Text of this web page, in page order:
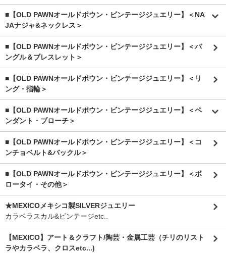
■【OLD PAWNオールドポウン・ビンテージジュエリー】＜NA
JAナジャ&ネックレス＞
■【OLD PAWNオールドポウン・ビンテージジュエリー】＜バ
ングル＆ブレスレット＞
■【OLD PAWNオールドポウン・ビンテージジュエリー】＜リ
ング・指輪＞
■【OLD PAWNオールドポウン・ビンテージジュエリー】＜ペ
ンダント・ブローチ＞
■【OLD PAWNオールドポウン・ビンテージジュエリー】＜コ
ンチョベルト&バックル＞
■【OLD PAWNオールドポウン・ビンテージジュエリー】＜ボ
ロータイ・その他＞
★MEXICOメキシコ製SILVERジュエリー
カラベラスカル&ビンテージetc..
【MEXICO】アート＆クラフト/陶芸・金属工芸（チリのリスト
ラやカラベラ、クロスetc...)